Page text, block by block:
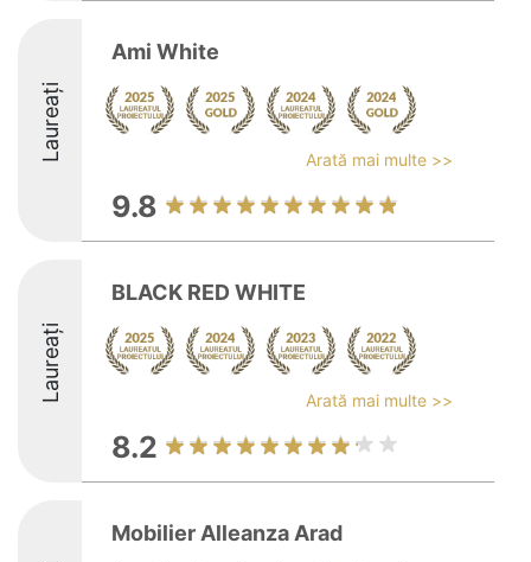
Laureați
Ami White
Arată mai multe >>
9.8
Laureați
BLACK RED WHITE
Arată mai multe >>
8.2
Mobilier Alleanza Arad